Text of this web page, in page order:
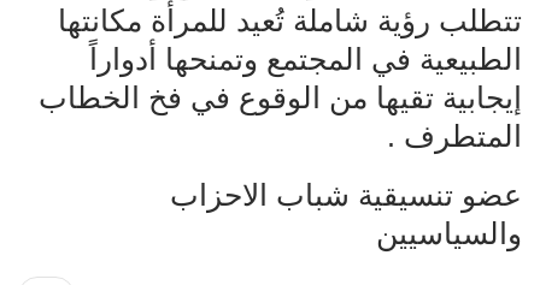
تتطلب رؤية شاملة تُعيد للمرأة مكانتها‌‌
الطبيعية في المجتمع وتمنحها أدواراً
إيجابية تقيها من الوقوع في فخ الخطاب‌‌
المتطرف .
عضو تنسيقية شباب الاحزاب
والسياسيين